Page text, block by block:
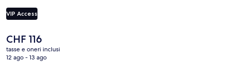
viaggiatori menzionano il personale gentile e la colazione. Approfitta
dei mezzi pubblici nelle vicinanze: Fermata del tram di Unità è a 5
7 min a piedi.
VIP Access
Il
prezzo
attuale
CHF 116
tasse e oneri inclusi
12 ago - 13 ago